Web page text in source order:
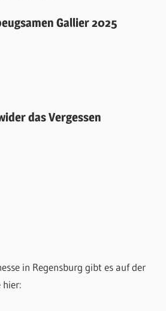
Gallier 2025
das Vergessen
in Regensburg gibt es auf der
hier: